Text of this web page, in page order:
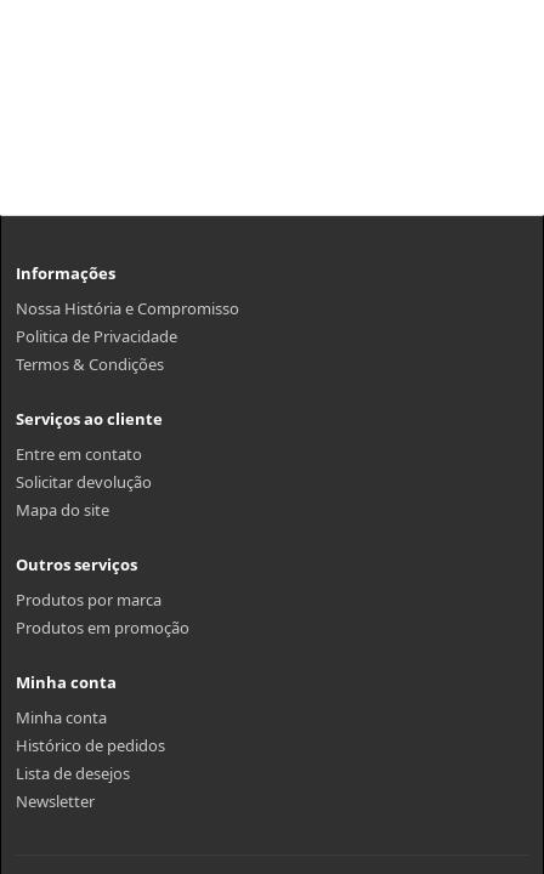
Informações
Nossa História e Compromisso
Politica de Privacidade
Termos & Condições
Serviços ao cliente
Entre em contato
Solicitar devolução
Mapa do site
Outros serviços
Produtos por marca
Produtos em promoção
Minha conta
Minha conta
Histórico de pedidos
Lista de desejos
Newsletter